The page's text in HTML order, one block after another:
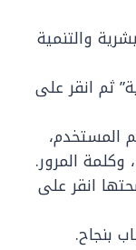
والتنمية
ثم انقر على
المستخدم،
وكلمة المرور.
انقر على
بنجاح.